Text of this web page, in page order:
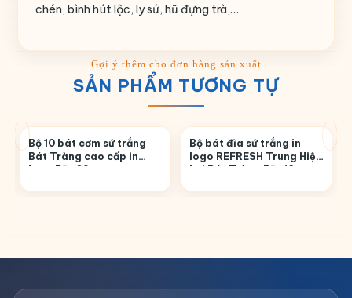
chén, bình hút lộc, ly sứ, hũ đựng trà,…
SẢN PHẨM TƯƠNG TỰ
Bộ 10 bát cơm sứ trắng
Bát Tràng cao cấp in
logo BĐ-09
Bộ bát đĩa sứ trắng in
logo REFRESH Trung Hiệp
Lợi Bát Tràng BĐ-13